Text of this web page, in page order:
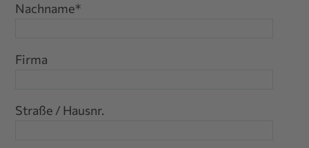
Nachname*
Firma
Straße / Hausnr.